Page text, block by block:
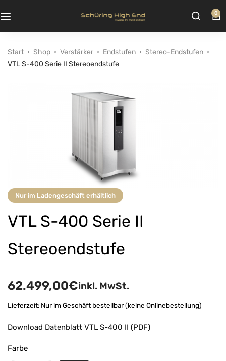
0
Start Shop Verstärker Endstufen
Stereo-Endstufen
VTL S-400 Serie II Stereoendstufe
Nur im Ladengeschäft erhältlich
VTL S-400 Serie II
Stereoendstufe
62.499,00€inkl. MwSt.
Lieferzeit: Nur im Geschäft bestellbar (keine Onlinebestellung)
Download Datenblatt VTL S-400 II (PDF)
Farbe